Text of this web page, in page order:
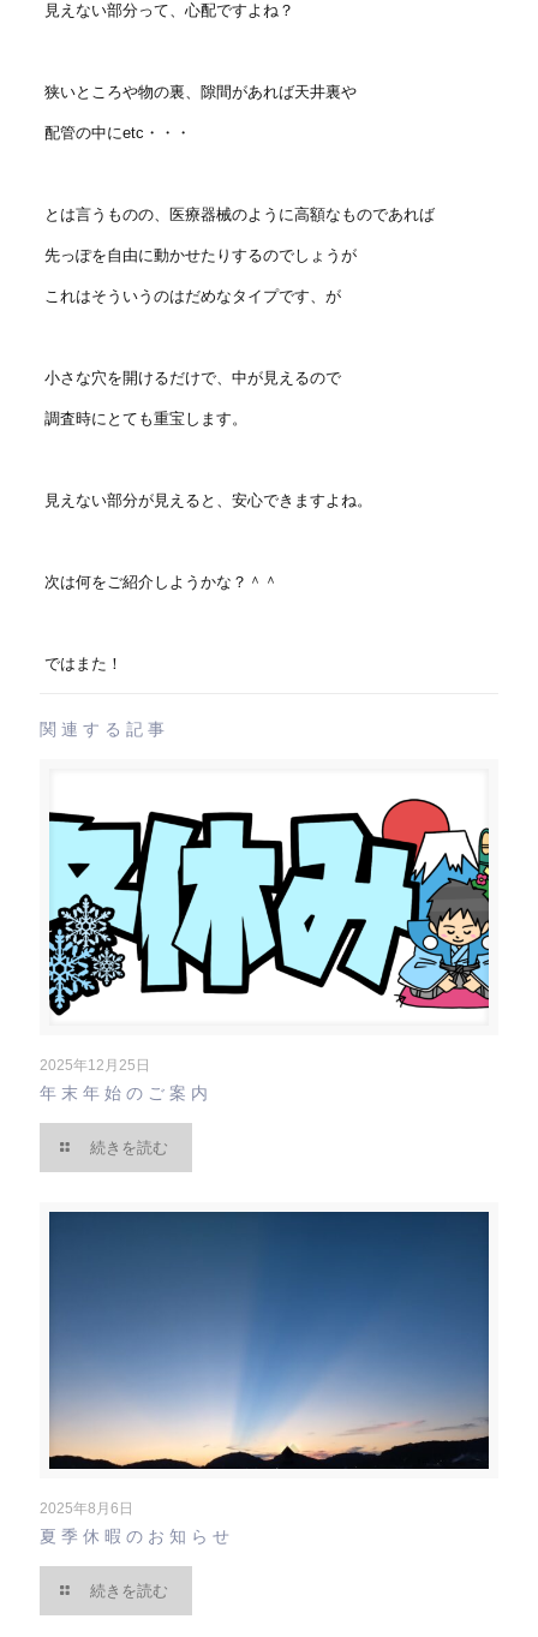
見えない部分って、心配ですよね？
狭いところや物の裏、隙間があれば天井裏や
配管の中にetc・・・
とは言うものの、医療器械のように高額なものであれば
先っぽを自由に動かせたりするのでしょうが
これはそういうのはだめなタイプです、が
小さな穴を開けるだけで、中が見えるので
調査時にとても重宝します。
見えない部分が見えると、安心できますよね。
次は何をご紹介しようかな？＾＾
ではまた！
関連する記事
2025年12月25日
年末年始のご案内
続きを読む
2025年8月6日
夏季休暇のお知らせ
続きを読む